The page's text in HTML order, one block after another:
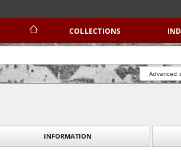
COLLECTIONS
Advanced
INFORMATION